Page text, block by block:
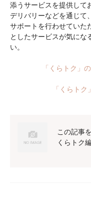
添うサービスを提供して
デリバリーなどを通じて
サポートを行わせていた
としたサービスが気にな
い。
「くらトク」
「くらト
この記事
くらトク